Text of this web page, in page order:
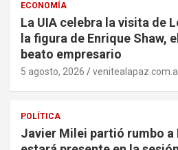
ECONOMÍA
La UIA celebra la visita de
la figura de Enrique Shaw,
beato empresario
5 agosto, 2026
POLÍTICA
Javier Milei partió rumbo a